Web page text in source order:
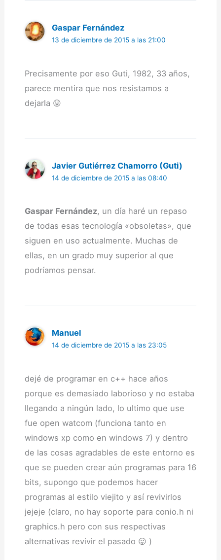
Gaspar Fernández
13 de diciembre de 2015 a las 21:00
Precisamente por eso Guti, 1982, 33 años,
parece mentira que nos resistamos a
dejarla 😛
Javier Gutiérrez Chamorro (Guti)
14 de diciembre de 2015 a las 08:40
Gaspar Fernández, un día haré un repaso
de todas esas tecnología «obsoletas», que
siguen en uso actualmente. Muchas de
ellas, en un grado muy superior al que
podríamos pensar.
Manuel
14 de diciembre de 2015 a las 23:05
dejé de programar en c++ hace años
porque es demasiado laborioso y no estaba
llegando a ningún lado, lo ultimo que use
fue open watcom (funciona tanto en
windows xp como en windows 7) y dentro
de las cosas agradables de este entorno es
que se pueden crear aún programas para 16
bits, supongo que podemos hacer
programas al estilo viejito y así revivirlos
jejeje (claro, no hay soporte para conio.h ni
graphics.h pero con sus respectivas
alternativas revivir el pasado 😛 )